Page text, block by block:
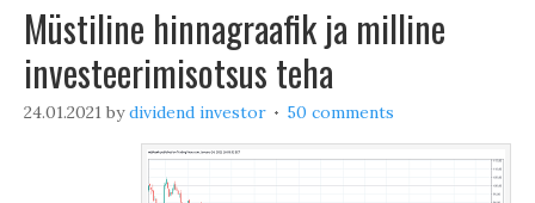
Müstiline hinnagraafik ja milline
investeerimisotsus teha
24.01.2021 bydividend investor 50 comments